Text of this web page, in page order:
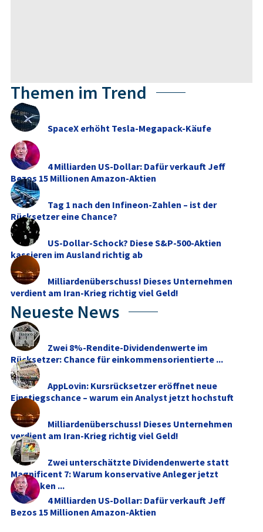
Themen im Trend
SpaceX erhöht Tesla-Megapack-Käufe
4 Milliarden US-Dollar: Dafür verkauft Jeff
Bezos 15 Millionen Amazon-Aktien
Tag 1 nach den Infineon-Zahlen – ist der
Rücksetzer eine Chance?
US-Dollar-Schock? Diese S&P-500-Aktien
kassieren im Ausland richtig ab
Milliardenüberschuss! Dieses Unternehmen
verdient am Iran-Krieg richtig viel Geld!
Neueste News
Zwei 8%-Rendite-Dividendenwerte im
Rücksetzer: Chance für einkommensorientierte ...
AppLovin: Kursrücksetzer eröffnet neue
Einstiegschance – warum ein Analyst jetzt hochstuft
Milliardenüberschuss! Dieses Unternehmen
verdient am Iran-Krieg richtig viel Geld!
Zwei unterschätzte Dividendenwerte statt
Magnificent 7: Warum konservative Anleger jetzt
umdenken ...
4 Milliarden US-Dollar: Dafür verkauft Jeff
Bezos 15 Millionen Amazon-Aktien